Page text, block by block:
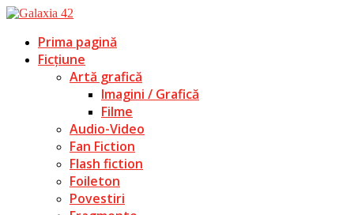
Prima pagină
Ficțiune
Artă grafică
Imagini / Grafică
Filme
Audio-Video
Fan Fiction
Flash fiction
Foileton
Povestiri